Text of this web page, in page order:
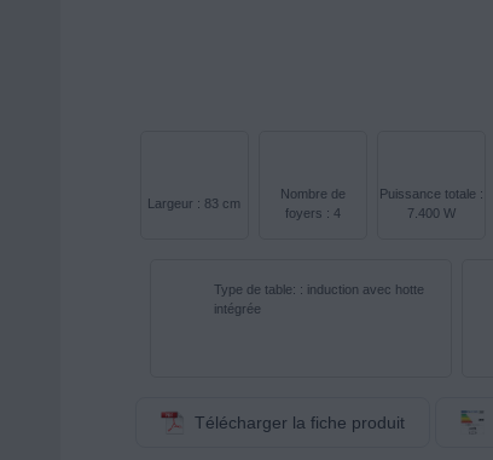
Largeur : 83 cm
Nombre de
foyers : 4
Puissance totale :
7.400 W
Type de table: : induction avec hotte
intégrée
Télécharger la fiche produit